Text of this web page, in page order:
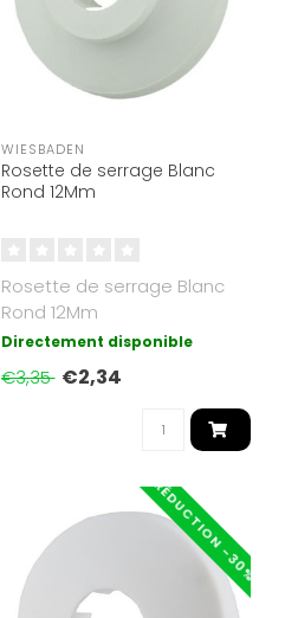
WIESBADEN
Rosette de serrage Blanc
Rond 12Mm
Rosette de serrage Blanc
Rond 12Mm
Directement disponible
€3,35 €2,34
RÉDUCTION -30%